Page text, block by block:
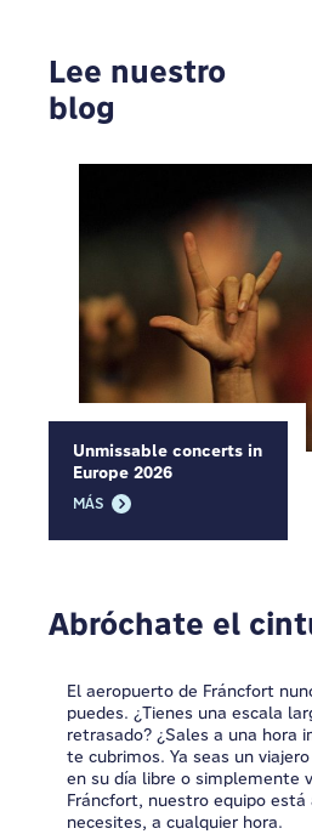
Lee nuestro
blog
Unmissable concerts in
Europe 2026
MÁS
Abróchate el
El aeropuerto de Fráncfort
puedes. ¿Tienes una escala
retrasado? ¿Sales a una hora
te cubrimos. Ya seas un
en su día libre o simplemente
Fráncfort, nuestro equipo está
necesites, a cualquier hora.